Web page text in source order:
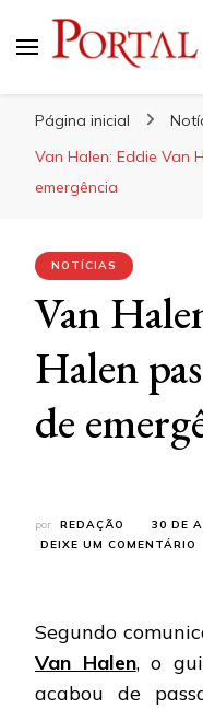
Página inicial
Van Halen: Eddie Van
emergência
NOTÍCIAS
Van
Halen
de
por REDAÇÃO
30 DE
DEIXE UM COMENTÁRIO
Segundo
Van Halen, o
acabou de